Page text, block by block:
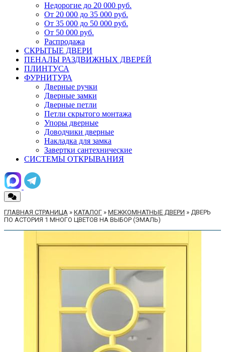
Недорогие до 20 000 руб.
От 20 000 до 35 000 руб.
От 35 000 до 50 000 руб.
От 50 000 руб.
Распродажа
СКРЫТЫЕ ДВЕРИ
ПЕНАЛЫ РАЗДВИЖНЫХ ДВЕРЕЙ
ПЛИНТУСА
ФУРНИТУРА
Дверные ручки
Дверные замки
Дверные петли
Петли скрытого монтажа
Упоры дверные
Доводчики дверные
Накладка для замка
Завертки сантехнические
СИСТЕМЫ ОТКРЫВАНИЯ
ГЛАВНАЯ СТРАНИЦА » КАТАЛОГ » МЕЖКОМНАТНЫЕ ДВЕРИ » ДВЕРЬ
ПО АСТОРИЯ 1 МНОГО ЦВЕТОВ НА ВЫБОР (ЭМАЛЬ)